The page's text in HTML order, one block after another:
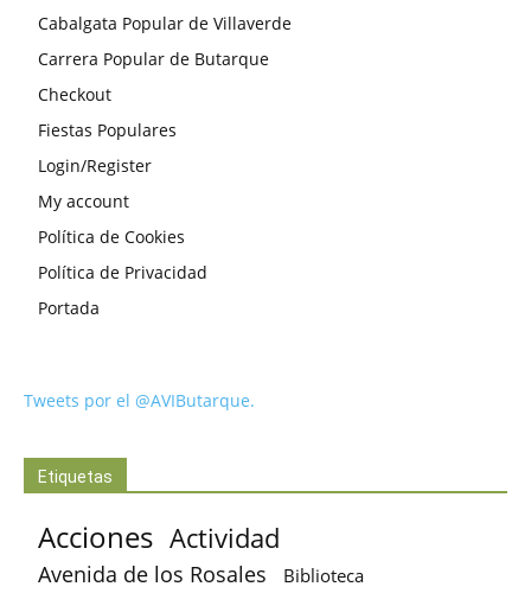
Cabalgata Popular de Villaverde
Carrera Popular de Butarque
Checkout
Fiestas Populares
Login/Register
My account
Política de Cookies
Política de Privacidad
Portada
Tweets por el @AVIButarque.
Etiquetas
Acciones Actividad
Avenida de los Rosales Biblioteca